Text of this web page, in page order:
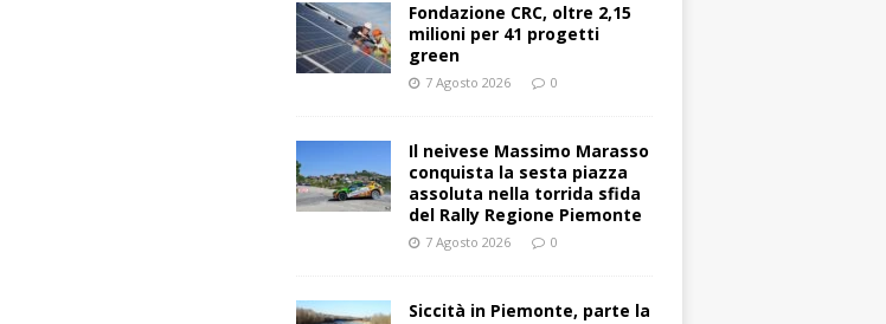
Fondazione CRC, oltre 2,15
milioni per 41 progetti
green
7 Agosto 2026 0
Il neivese Massimo Marasso
conquista la sesta piazza
assoluta nella torrida sfida
del Rally Regione Piemonte
7 Agosto 2026 0
Siccità in Piemonte, parte la